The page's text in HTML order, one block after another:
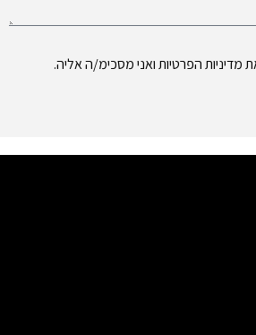
מדיניות הפרטיותואני מסכימ/ה אליה.